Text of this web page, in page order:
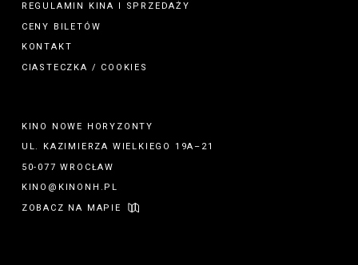
REGULAMIN
KINA
SPRZEDAŻY
CENY BILETÓW
KONTAKT
CIASTECZKA / COOKIES
KINO NOWE HORYZONTY
UL. KAZIMIERZA WIELKIEGO 19A–21
50-077 WROCŁAW
KINO@KINONH.PL
ZOBACZ NA MAPIE